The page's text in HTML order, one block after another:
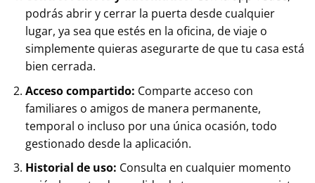
podrás abrir y cerrar la puerta desde cualquier
lugar, ya sea que estés en la oficina, de viaje o
simplemente quieras asegurarte de que tu casa está
bien cerrada.
Acceso compartido: Comparte acceso con
familiares o amigos de manera permanente,
temporal o incluso por una única ocasión, todo
gestionado desde la aplicación.
Historial de uso: Consulta en cualquier momento